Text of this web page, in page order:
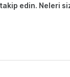
edin. Neleri